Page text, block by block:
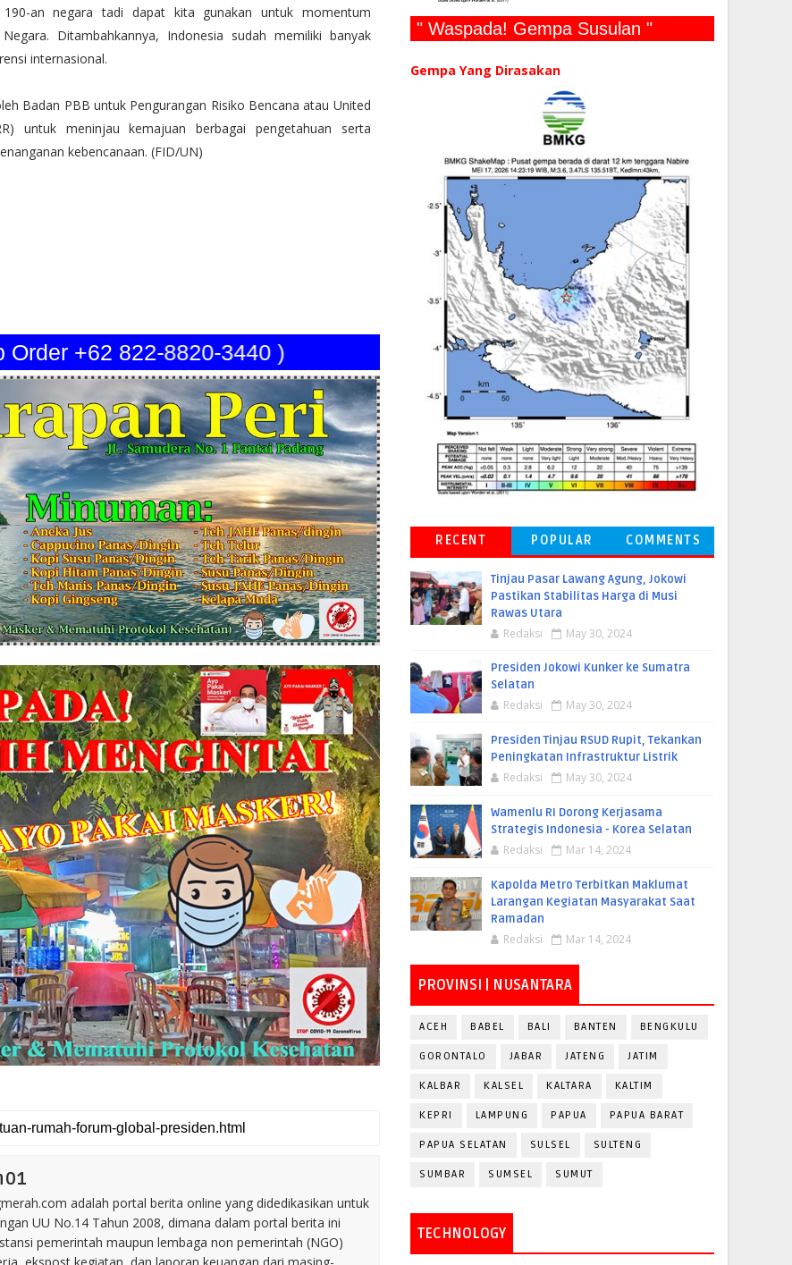
an negara tadi dapat kita gunakan untuk momentum
Ditambahkannya, Indonesia sudah memiliki banyak
internasional.
Badan PBB untuk Pengurangan Risiko Bencana atau United
untuk meninjau kemajuan berbagai pengetahuan serta
kebencanaan. (FID/UN)
+62 822-8820-3440 )
adalah portal berita online yang didedikasikan untuk
UU No.14 Tahun 2008, dimana dalam portal berita ini
pemerintah maupun lembaga non pemerintah (NGO)
" Waspada! Gempa Susulan "
Gempa Yang Dirasakan
RECENT POPULAR COMMENTS
Tinjau Pasar Lawang Agung, Jokowi
Pastikan Stabilitas Harga di Musi
Rawas Utara
Redaksi May 30, 2024
Presiden Jokowi Kunker ke Sumatra
Selatan
Redaksi May 30, 2024
Presiden Tinjau RSUD Rupit, Tekankan
Peningkatan Infrastruktur Listrik
Redaksi May 30, 2024
Wamenlu RI Dorong Kerjasama
Strategis Indonesia - Korea Selatan
Redaksi Mar 14, 2024
Kapolda Metro Terbitkan Maklumat
Larangan Kegiatan Masyarakat Saat
Ramadan
Redaksi Mar 14, 2024
PROVINSI | NUSANTARA
ACEH BABEL BALI BANTEN BENGKULU
GORONTALO JABAR JATENG JATIM
KALBAR KALSEL KALTARA KALTIM
KEPRI LAMPUNG PAPUA PAPUA BARAT
PAPUA SELATAN SULSEL SULTENG
SUMBAR SUMSEL SUMUT
TECHNOLOGY